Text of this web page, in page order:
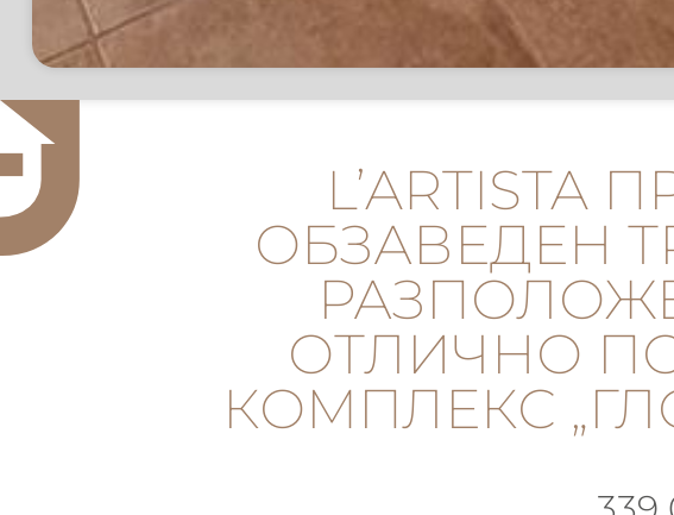
ОБЗАВЕДЕН
ОТЛИЧНО
КОМПЛЕКС